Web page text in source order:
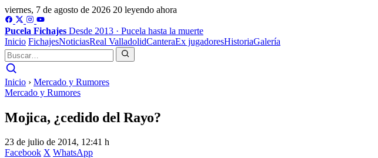
viernes, 7 de agosto de 2026 20 leyendo ahora
Pucela Fichajes Desde 2013 · Pucela hasta la muerte
Inicio FichajesNoticiasReal ValladolidCanteraEx jugadoresHistoriaGalería
Inicio › Mercado y Rumores
Mercado y Rumores
Mojica, ¿cedido del Rayo?
23 de julio de 2014, 12:41 h
Facebook X WhatsApp